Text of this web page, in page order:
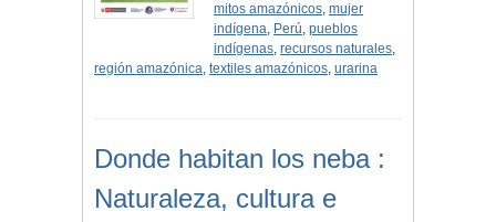
mitos amazónicos,mujer
indígena, Perú,pueblos
indígenas,recursos naturales,
región amazónica, textiles amazónicos, urarina
Donde habitan los neba :
Naturaleza, cultura e